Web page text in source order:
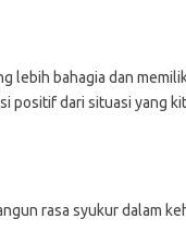
lebih bahagia dan
positif dari situasi yang
rasa syukur dalam